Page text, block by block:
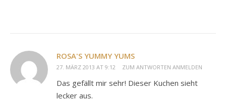
ROSA'S YUMMY YUMS
27. MÄRZ 2013 AT 9:12 ZUM ANTWORTEN ANMELDEN
Das gefällt mir sehr! Dieser Kuchen sieht
lecker aus.